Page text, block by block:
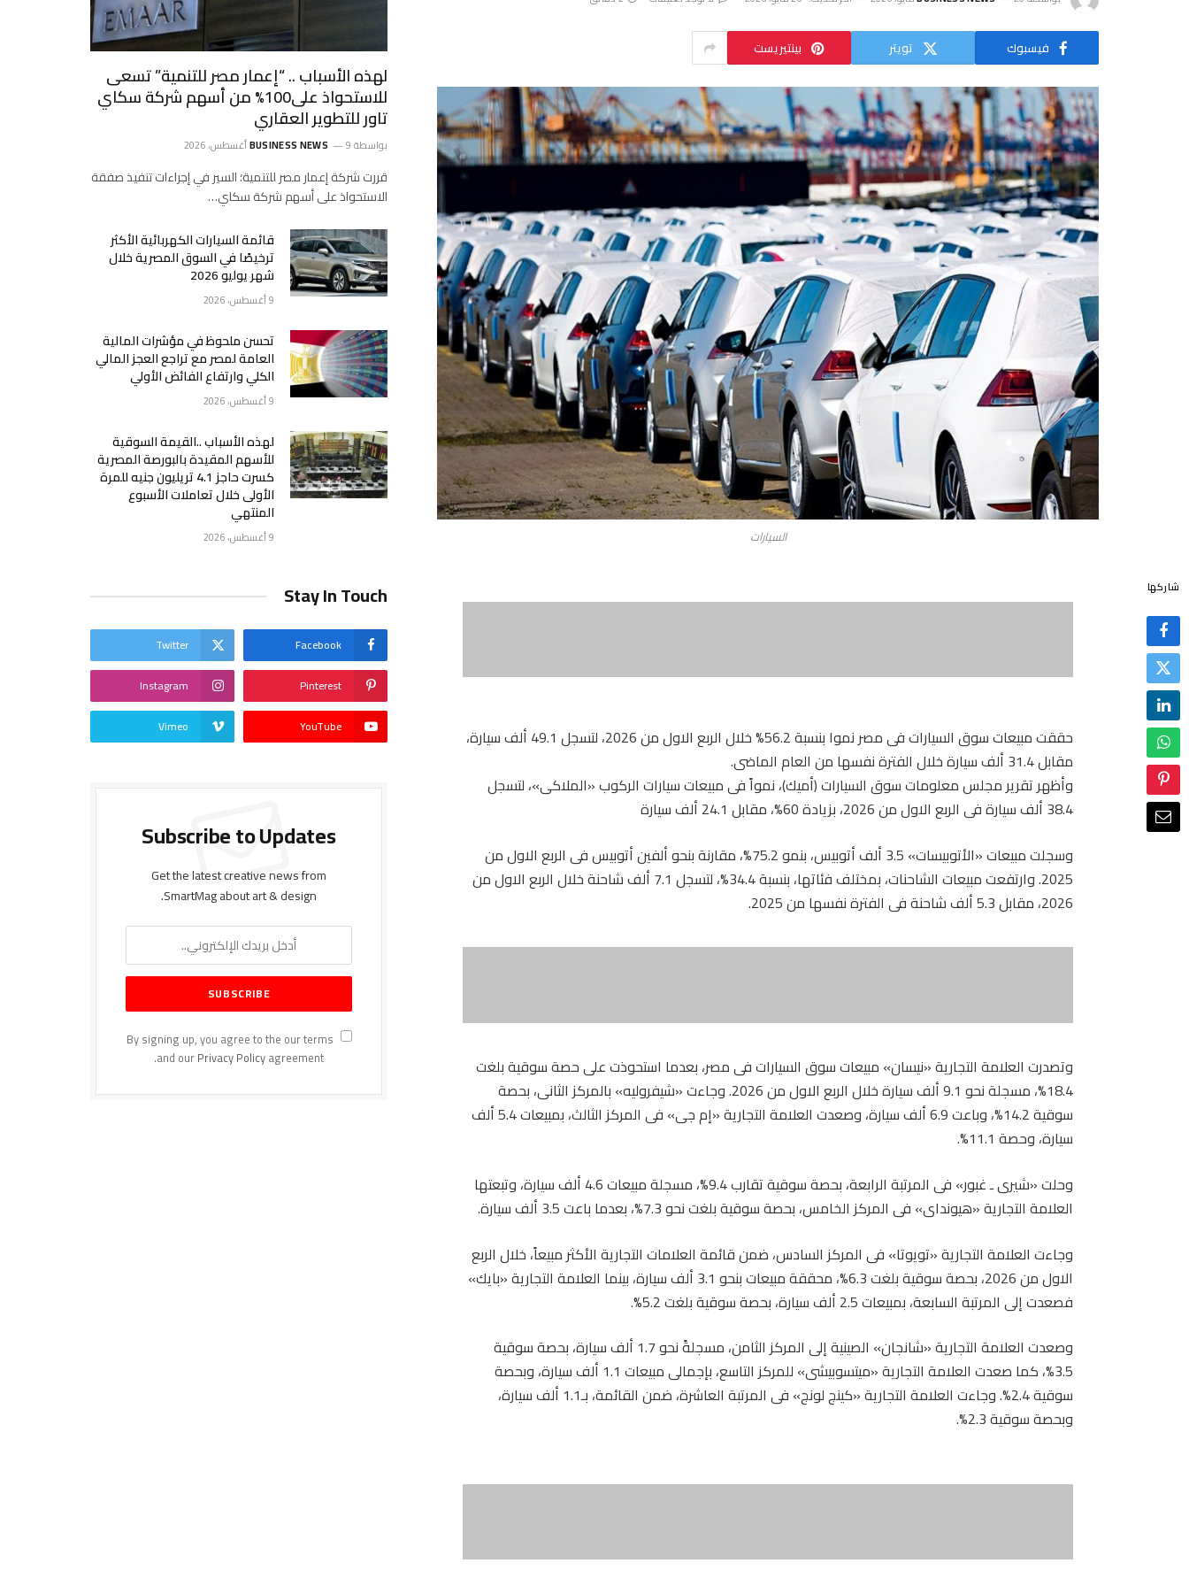
فيسبوك تويتر بينتيريست
السيارات
شاركها
حققت مبيعات سوق السيارات فى مصر نموا بنسبة 56.2% خلال الربع الاول من 2026، لتسجل 49.1 ألف سيارة،
مقابل 31.4 ألف سيارة خلال الفترة نفسها من العام الماضى.
وأظهر تقرير مجلس معلومات سوق السيارات (أميك)، نمواً فى مبيعات سيارات الركوب «الملاكى»، لتسجل
38.4 ألف سيارة فى الربع الاول من 2026، بزيادة 60%، مقابل 24.1 ألف سيارة
وسجلت مبيعات «الأتوبيسات» 3.5 ألف أتوبيس، بنمو 75.2%، مقارنة بنحو ألفين أتوبيس فى الربع الاول من
2025. وارتفعت مبيعات الشاحنات، بمختلف فئاتها، بنسبة 34.4%، لتسجل 7.1 ألف شاحنة خلال الربع الاول من
2026، مقابل 5.3 ألف شاحنة فى الفترة نفسها من 2025.
وتصدرت العلامة التجارية «نيسان» مبيعات سوق السيارات فى مصر، بعدما استحوذت على حصة سوقية بلغت
18.4%، مسجلة نحو 9.1 ألف سيارة خلال الربع الاول من 2026. وجاءت «شيفروليه» بالمركز الثانى، بحصة
سوقية 14.2%، وباعت 6.9 ألف سيارة، وصعدت العلامة التجارية «إم جى» فى المركز الثالث، بمبيعات 5.4 ألف
سيارة، وحصة 11.1%.
وحلت «شيرى ـ غبور» فى المرتبة الرابعة، بحصة سوقية تقارب 9.4%، مسجلة مبيعات 4.6 ألف سيارة، وتبعتها
العلامة التجارية «هيونداى» فى المركز الخامس، بحصة سوقية بلغت نحو 7.3%، بعدما باعت 3.5 ألف سيارة.
وجاءت العلامة التجارية «تويوتا» فى المركز السادس، ضمن قائمة العلامات التجارية الأكثر مبيعاً، خلال الربع
الاول من 2026، بحصة سوقية بلغت 6.3%، محققة مبيعات بنحو 3.1 ألف سيارة، بينما العلامة التجارية «بايك»
فصعدت إلى المرتبة السابعة، بمبيعات 2.5 ألف سيارة، بحصة سوقية بلغت 5.2%.
وصعدت العلامة التجارية «شانجان» الصينية إلى المركز الثامن، مسجلةً نحو 1.7 ألف سيارة، بحصة سوقية
3.5%، كما صعدت العلامة التجارية «ميتسوبيشى» للمركز التاسع، بإجمالى مبيعات 1.1 ألف سيارة، وبحصة
سوقية 2.4%. وجاءت العلامة التجارية «كينج لونج» فى المرتبة العاشرة، ضمن القائمة، بـ1.1 ألف سيارة،
وبحصة سوقية 2.3%.
لهذه الأسباب .. “إعمار مصر للتنمية” تسعى
للاستحواذ على100% من أسهم شركة سكاي
تاور للتطوير العقاري
بواسطة BUSINESS NEWS 9 أغسطس، 2026
قررت شركة إعمار مصر للتنمية؛ السير في إجراءات تنفيذ صفقة
الاستحواذ على أسهم شركة سكاي…
قائمة السيارات الكهربائية الأكثر
ترخيصًا في السوق المصرية خلال
شهر يوليو 2026
9 أغسطس، 2026
تحسن ملحوظ في مؤشرات المالية
العامة لمصر مع تراجع العجز المالي
الكلي وارتفاع الفائض الأولي
9 أغسطس، 2026
لهذه الأسباب ..القيمة السوقية
للأسهم المقيدة بالبورصة المصرية
كسرت حاجز 4.1 تريليون جنيه للمرة
الأولى خلال تعاملات الأسبوع
المنتهي
9 أغسطس، 2026
Stay In Touch
Facebook
Twitter
Pinterest
Instagram
YouTube
Vimeo
Subscribe to Updates
Get the latest creative news from
SmartMag about art & design.
By signing up, you agree to the our terms
and ourPrivacy Policyagreement.